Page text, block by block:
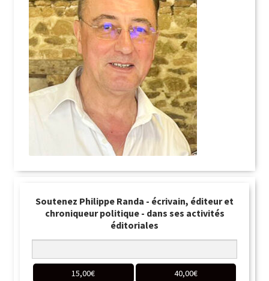
Soutenez Philippe Randa - écrivain, éditeur et
chroniqueur politique - dans ses activités
éditoriales
15,00€ 40,00€